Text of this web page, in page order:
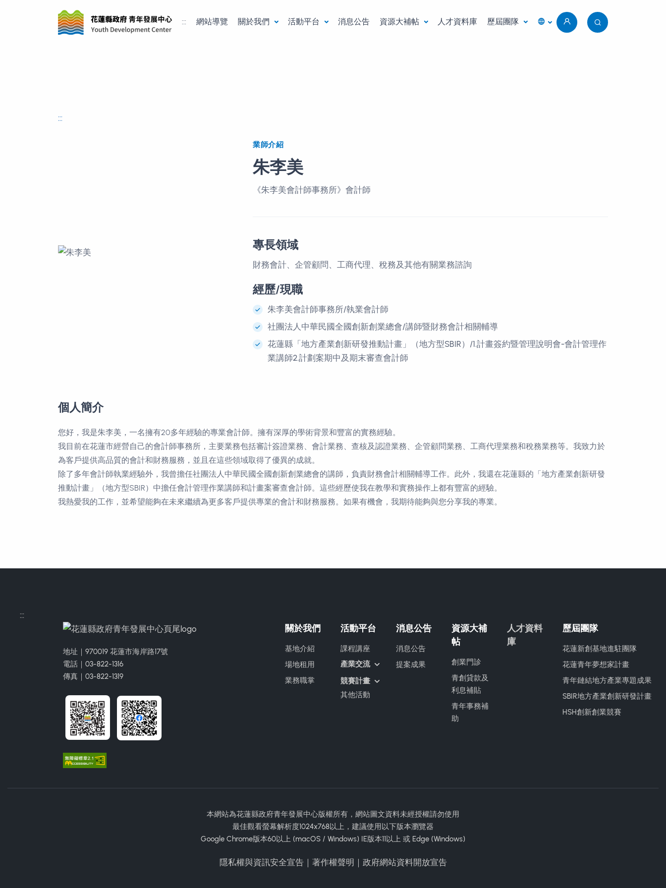
::: 網站導覽 關於我們 活動平台 消息公告 資源大補帖 人才資料庫 歷屆團隊
:::
業師介紹
朱李美
《朱李美會計師事務所》會計師
專長領域
財務會計、企管顧問、工商代理、稅務及其他有關業務諮詢
經歷/現職
朱李美會計師事務所/執業會計師
社團法人中華民國全國創新創業總會/講師暨財務會計相關輔導
花蓮縣「地方產業創新研發推動計畫」（地方型SBIR）/1.計畫簽約暨管理說明會-會計管理作
業講師2.計劃案期中及期末審查會計師
個人簡介
您好，我是朱李美，一名擁有20多年經驗的專業會計師。 擁有深厚的學術背景和豐富的實務經驗。
我目前在花蓮市經營自己的會計師事務所， 主要業務包括審計簽證業務、會計業務、查核及認證業務、 企管顧問業務、工商代理業務和稅務業務等。 我致力於
為客戶提供高品質的會計和財務服務， 並且在這些領域取得了優異的成就。
除了多年會計師執業經驗外， 我曾擔任社團法人中華民國全國創新創業總會的講師， 負責財務會計相關輔導工作。此外，我還在花蓮縣的「地方產業創新研發
推動計畫」（地方型SBIR） 中擔任會計管理作業講師和計畫案審查會計師。 這些經歷使我在教學和實務操作上都有豐富的經驗。
我熱愛我的工作， 並希望能夠在未來繼續為更多客戶提供專業的會計和財務服務。 如果有機會，我期待能夠與您分享我的專業。
:::
地址｜970019 花蓮市海岸路17號
電話｜03-822-1316
傳真｜03-822-1319
關於我們
基地介紹
場地租用
業務職掌
活動平台
課程講座
產業交流
競賽計畫
其他活動
消息公告
消息公告
提案成果
資源大補
帖
創業門診
青創貸款及
利息補貼
青年事務補
助
人才資料
庫
歷屆團隊
花蓮新創基地進駐團隊
花蓮青年夢想家計畫
青年鏈結地方產業專題成果
SBIR地方產業創新研發計畫
HSH創新創業競賽
本網站為花蓮縣政府青年發展中心版權所有，網站圖文資料未經授權請勿使用
最佳觀看螢幕解析度1024x768以上，建議使用以下版本瀏覽器
Google Chrome版本60以上 (macOS / Windows) IE版本11以上 或 Edge (Windows)
隱私權與資訊安全宣告｜ 著作權聲明 ｜ 政府網站資料開放宣告